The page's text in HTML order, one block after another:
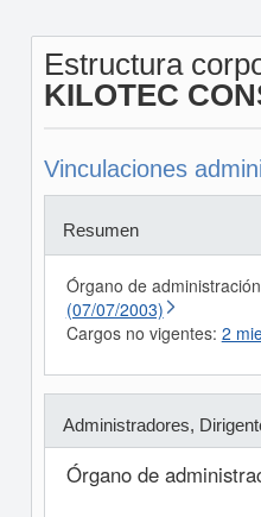
Estructura
KILOTEC
Vinculaciones
Resumen
Órgano de
(07/07/2003)
Cargos no vigentes: 2
Administradores,
Órgano de